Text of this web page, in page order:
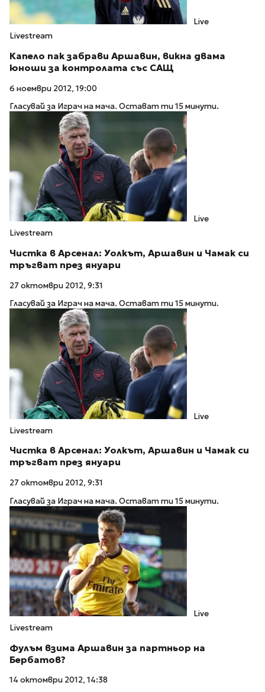
Live
Livestream
Капело пак забрави Аршавин, викна двама
юноши за контролата със САЩ
6 ноември 2012, 19:00
Гласувай за Играч на мача. Остават ти 15 минути.
Live
Livestream
Чистка в Арсенал: Уолкът, Аршавин и Чамак си
тръгват през януари
27 октомври 2012, 9:31
Гласувай за Играч на мача. Остават ти 15 минути.
Live
Livestream
Чистка в Арсенал: Уолкът, Аршавин и Чамак си
тръгват през януари
27 октомври 2012, 9:31
Гласувай за Играч на мача. Остават ти 15 минути.
Live
Livestream
Фулъм взима Аршавин за партньор на
Бербатов?
14 октомври 2012, 14:38